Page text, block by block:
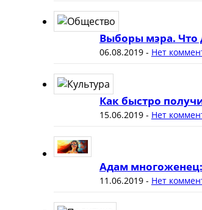
Выборы мэра. Что
06.08.2019- Нет
Как быстро
15.06.2019- Нет
Адам
11.06.2019- Нет